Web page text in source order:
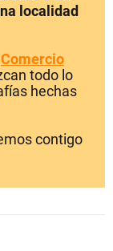
localidad
Comercio
todo lo
hechas
contigo